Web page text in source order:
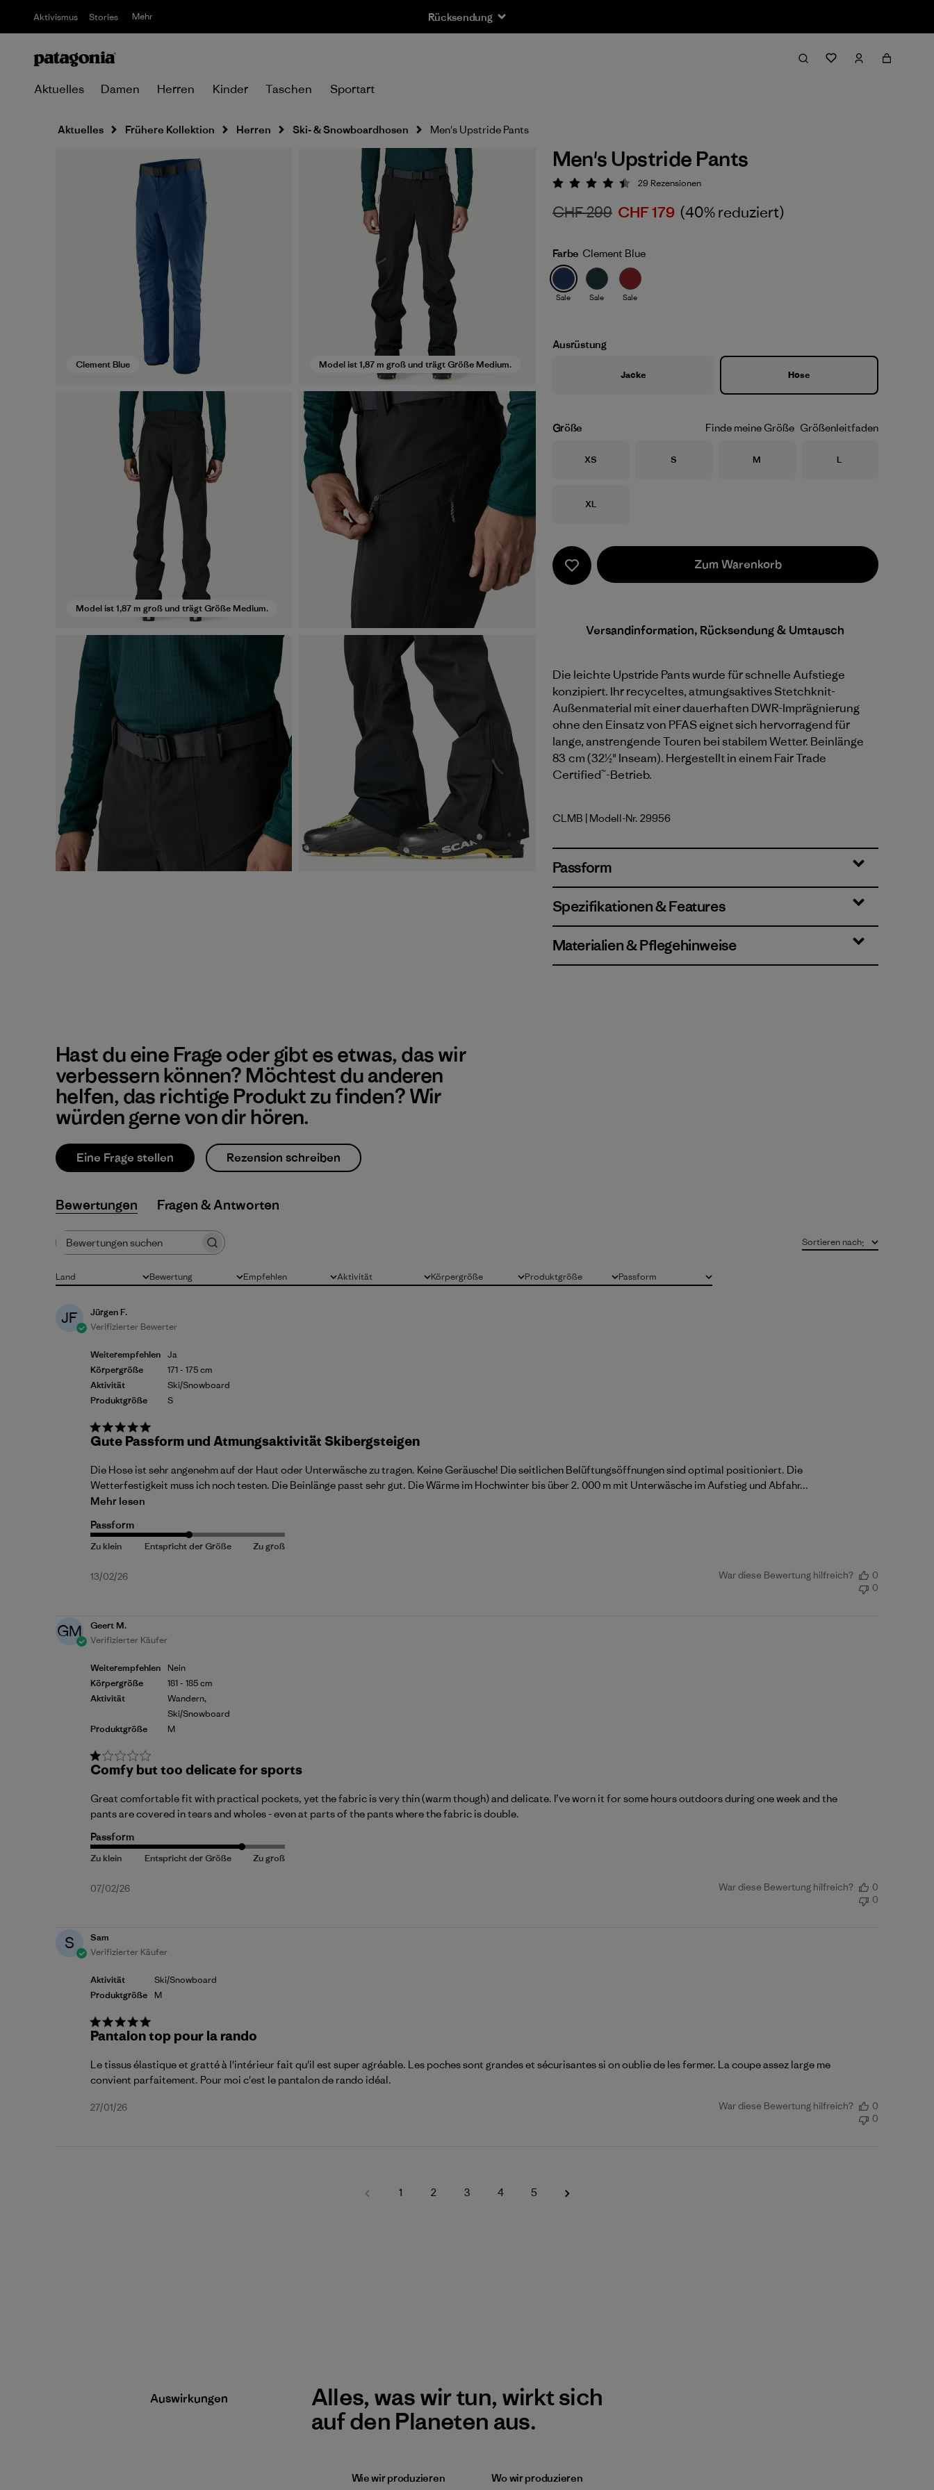
Aktivismus Stories Mehr Rücksendung
Aktuelles Damen Herren Kinder Taschen Sportart
Aktuelles Frühere Kollektion Herren Ski- & Snowboardhosen Men's Upstride Pants
Clement Blue Model ist 1,87 m groß und trägt Größe Medium.
Model ist 1,87 m groß und trägt Größe Medium.
Men's Upstride Pants
Bewertung: 4.5 / 5
29 Rezensionen
CHF 299 CHF 179 (40% reduziert)
Farbe Clement Blue
Sale Sale Sale
Ausrüstung
Jacke Hose
Größe Finde meine Größe Größenleitfaden
Größe
XS Größe
S Größe
M Größe
L
Größe
XL
Zum Warenkorb
Versandinformation, Rücksendung & Umtausch
Die leichte Upstride Pants wurde für schnelle Aufstiege
konzipiert. Ihr recyceltes, atmungsaktives Stetchknit-
Außenmaterial mit einer dauerhaften DWR-Imprägnierung
ohne den Einsatz von PFAS eignet sich hervorragend für
lange, anstrengende Touren bei stabilem Wetter. Beinlänge
83 cm (32½" Inseam). Hergestellt in einem Fair Trade
Certified™-Betrieb.
Clement Blue
CLMB | Modell-Nr. 29956
Passform
Spezifikationen & Features
Materialien & Pflegehinweise
Hast du eine Frage oder gibt es etwas, das wir
verbessern können? Möchtest du anderen
helfen, das richtige Produkt zu finden? Wir
würden gerne von dir hören.
Eine Frage stellen Rezension schreiben
Bewertungen Fragen & Antworten
Bewertungen suchen
Bewertung
Alle Bewertungen
Land
Alle Empfehlen
Alle Körpergröße
Alle Produktgröße
Alle
Aktivität
Alle Passform
Alle
Sortieren nach:
JF
Jürgen F.
Verifizierter Bewerter
Weiterempfehlen
Körpergröße
Aktivität
Produktgröße
Ja
171 - 175 cm
Ski/Snowboard
S
Gute Passform und Atmungsaktivität Skibergsteigen
Die Hose ist sehr angenehm auf der Haut oder Unterwäsche zu tragen. Keine Geräusche! Die seitlichen Belüftungsöffnungen sind optimal positioniert. Die
Wetterfestigkeit muss ich noch testen. Die Beinlänge passt sehr gut. Die Wärme im Hochwinter bis über 2. 000 m mit Unterwäsche im Aufstieg und Abfahr...
Mehr lesen
Passform
Veröffentlichungsdatum
13/02/26 War diese Bewertung hilfreich?
0
0
GM
Geert M.
Verifizierter Käufer
Weiterempfehlen
Körpergröße
Aktivität
Produktgröße
Nein
181 - 185 cm
Wandern,
Ski/Snowboard
M
Comfy but too delicate for sports
Great comfortable fit with practical pockets, yet the fabric is very thin (warm though) and delicate. I’ve worn it for some hours outdoors during one week and the
pants are covered in tears and wholes - even at parts of the pants where the fabric is double.
Passform
Veröffentlichungsdatum
07/02/26 War diese Bewertung hilfreich?
0
0
S
Sam
Verifizierter Käufer
Aktivität
Produktgröße
Ski/Snowboard
M
Pantalon top pour la rando
Le tissus élastique et gratté à l'intérieur fait qu'il est super agréable. Les poches sont grandes et sécurisantes si on oublie de les fermer. La coupe assez large me
convient parfaitement. Pour moi c'est le pantalon de rando idéal.
Veröffentlichungsdatum
27/01/26 War diese Bewertung hilfreich?
0
0
1 2 3 4 5
Auswirkungen
Alles, was wir tun, wirkt sich
auf den Planeten aus.
Wie wir produzieren Wo wir produzieren